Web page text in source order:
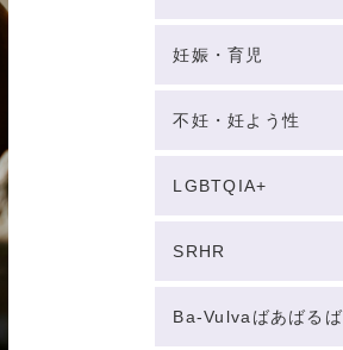
妊娠・育児
不妊・妊よう性
LGBTQIA+
SRHR
Ba-Vulvaばあばるば